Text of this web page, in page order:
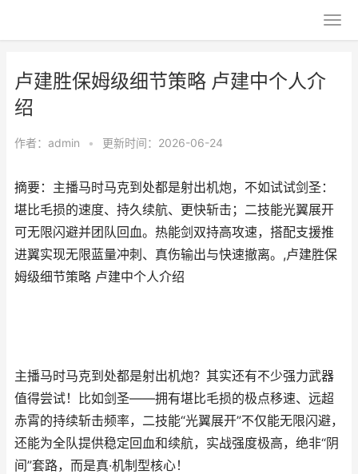
卢建胜保姆级细节策略 卢建中个人介
绍
作者： admin • 更新时间：2026-06-24
摘要：主播马时马克到处都是射出机炮，不如试试剑圣：
堪比毛损的速度、持久续航、更快斩击；二技能光翼展开
可无限闪避并团队回血。热能剑双持高攻速，搭配支援推
进翼实现无限蓝量冲刺、真伤输出与快速撤离。,卢建胜保
姆级细节策略 卢建中个人介绍
主播马时马克到处都是射出机炮？其实还有不少强力武器
值得尝试！比如剑圣——拥有堪比毛损的极点移速、远超
赤霄的持续斩击频率，二技能“光翼展开”不仅能无限闪避，
还能为全队提供稳定回血和续航，实战强度极高，绝非“阴
间”套路，而是真·机制型核心！